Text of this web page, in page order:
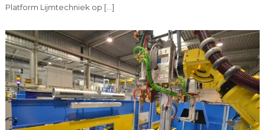
Platform Lijmtechniek op […]